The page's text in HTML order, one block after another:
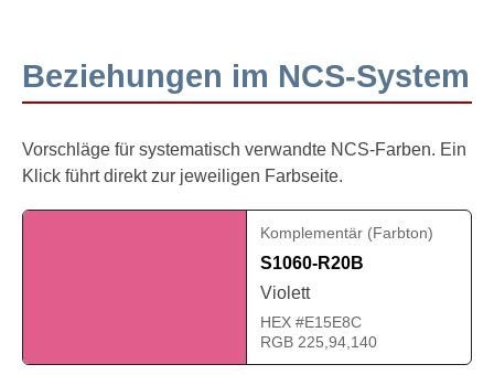
Beziehungen im NCS-System
Vorschläge für systematisch verwandte NCS-Farben. Ein
Klick führt direkt zur jeweiligen Farbseite.
Komplementär (Farbton)
S1060-R20B
Violett
HEX #E15E8C
RGB 225,94,140